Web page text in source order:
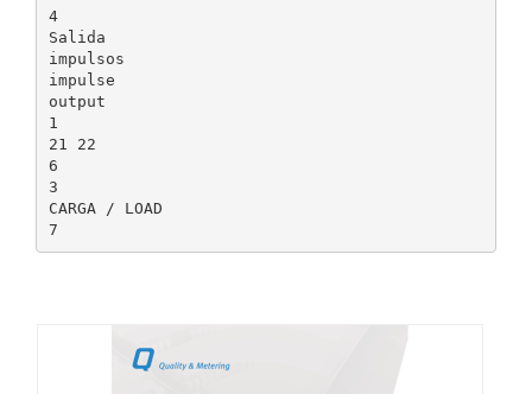
4
Salida
impulsos
impulse
output
1
21 22
6
3
CARGA / LOAD